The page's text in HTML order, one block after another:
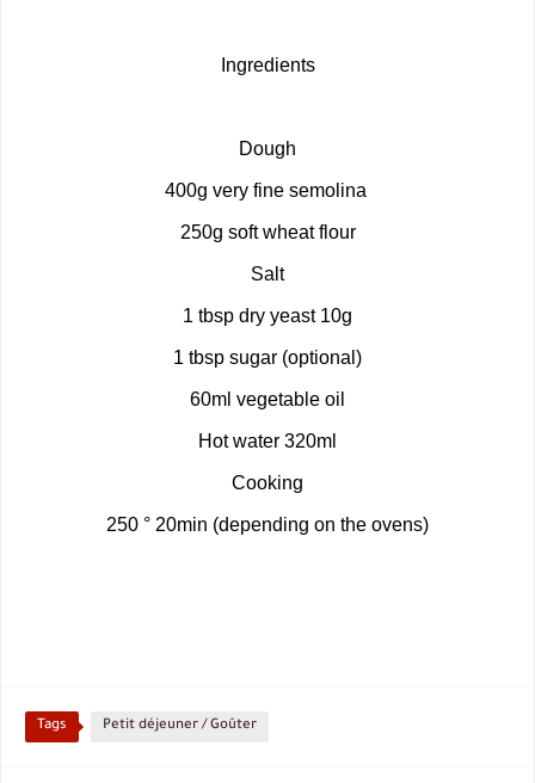
Ingredients
Dough
400g very fine semolina
250g soft wheat flour
Salt
1 tbsp dry yeast 10g
1 tbsp sugar (optional)
60ml vegetable oil
Hot water 320ml
Cooking
250 ° 20min (depending on the ovens)
Tags Petit déjeuner / Goûter